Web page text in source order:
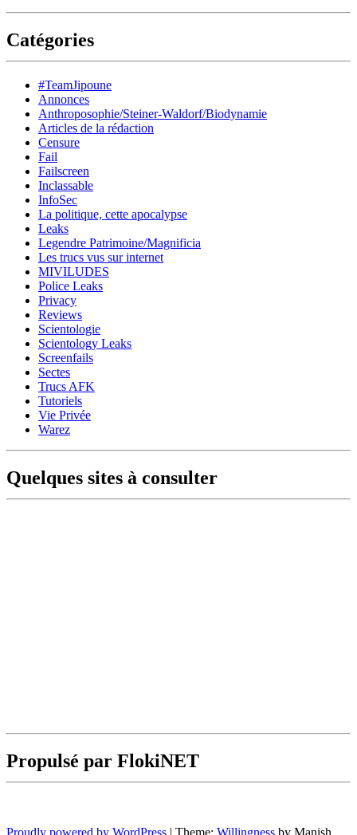
Catégories
#TeamJipoune
Annonces
Anthroposophie/Steiner-Waldorf/Biodynamie
Articles de la rédaction
Censure
Fail
Failscreen
Inclassable
InfoSec
La politique, cette apocalypse
Leaks
Legendre Patrimoine/Magnificia
Les trucs vus sur internet
MIVILUDES
Police Leaks
Privacy
Reviews
Scientologie
Scientology Leaks
Screenfails
Sectes
Trucs AFK
Tutoriels
Vie Privée
Warez
Quelques sites à consulter
Propulsé par FlokiNET